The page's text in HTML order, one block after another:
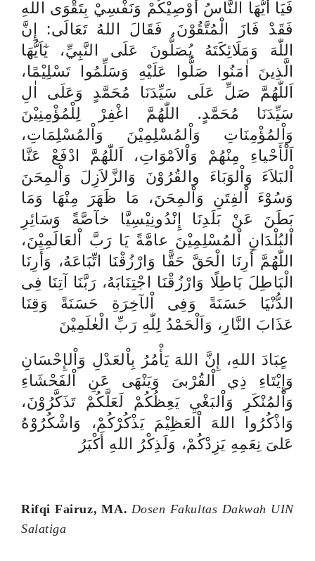
فَيَا أَيُّهَا النَّاسُ أُوْصِيْكُمْ وَنَفْسِيْ بِتَقْوَى اللهِ
فَقَدْ فَازَ الْمُتَّقُوْنَ. فَقَالَ اللهُ تَعَالَى: إِنَّ
اللّٰهَ وَمَلَائِكَتَهُ يُصَلُّونَ عَلَى النَّبِيِّ، يٰٓاَيُّهَا
الَّذِينَ اٰمَنُوا صَلُّوا عَلَيْهِ وَسَلِّمُوا تَسْلِيْمًا،
اَللّٰهُمَّ صَلِّ عَلَى سَيِّدَنَا مُحَمَّدٍ وَعَلَى اٰلِ
سَيِّدَنَا مُحَمَّدٍ. اللّٰهُمَّ اغْفِرْ لِلْمُؤْمِنِيْنَ
وَاْلمُؤْمِنَاتِ وَاْلمُسْلِمِيْنَ وَاْلمُسْلِمَاتِ،
اَلْأَحْياءِ مِنْهُمْ وَاْلاَمْوَاتِ، اَللّٰهُمَّ ادْفَعْ عَنَّا
اْلبَلاَءَ وَاْلوَبَاءَ والقُرُوْنَ وَالزَّلاَزِلَ وَاْلمِحَنَ
وَسُوْءَ اْلفِتَنِ وَاْلمِحَنَ، مَا ظَهَرَ مِنْهَا وَمَا
بَطَنَ عَنْ بَلَدِنَا إِنْدُونِيْسِيَّا خآصَّةً وَسَائِرِ
اْلبُلْدَانِ اْلمُسْلِمِيْنَ عامَّةً يَا رَبَّ اْلعَالَمِيْنَ،
اللّٰهُمَّ أَرِنَا الْحَقَّ حَقًّا وَارْزُقْنَا اتِّبَاعَهُ، وَأَرِنَا
الْبَاطِلَ بَاطِلًا وَارْزُقْنَا اجْتِنَابَهُ، رَبَّنَا آتِنَا فِى
الدُّنْيَا حَسَنَةً وَفِى اْلآخِرَةِ حَسَنَةً وَقِنَا
عَذَابَ النَّارِ، وَاَلْحَمْدُ لِلّٰهِ رَبِّ الْعٰلَمِيْنَ
عٍبَادَ اللهِ، إِنَّ اللهَ يَأْمُرُ بِاْلعَدْلِ وَاْلإِحْسَانِ
وَإِيْتَاءِ ذِي اْلقُرْبىَ وَيَنْهَى عَنِ اْلفَحْشَاءِ
وَاْلمُنْكَرِ وَاْلبَغْيِ يَعِظُكُمْ لَعَلَّكُمْ تَذَكَّرُوْنَ،
وَاذْكُرُوا اللهَ اْلعَظِيْمَ يَذْكُرْكُمْ، وَاشْكُرُوْهُ
عَلىَ نِعَمِهِ يَزِدْكُمْ، وَلَذِكْرُ اللهِ أَكْبَرُ
Rifqi Fairuz, MA. Dosen Fakultas Dakwah UIN
Salatiga